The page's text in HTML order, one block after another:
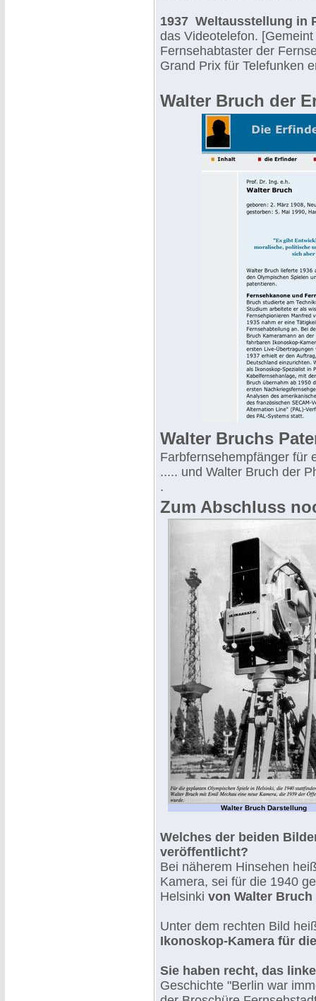
1937 Weltausstellung in
das Videotelefon.
Fernsehabtaster der
Grand Prix für Telefunken
Walter Bruch der
Walter Bruchs
Farbfernsehempfänger für
..... und Walter Bruch der
.
Zum Abschluss
Walter Bruch Darstellung
Welches der beiden
veröffentlicht?
Bei näherem Hinsehen
Kamera, sei für die 1940
Helsinki von Walter
Unter dem rechten Bild
Ikonoskop-Kamera für
Sie haben recht, das
Geschichte "Berlin war